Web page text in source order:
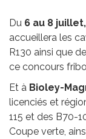
Du 6 au 8
accueillera les
R130 ainsi que
ce concours
Et à Bioley-
licenciés et
115 et des B70-
Coupe verte,